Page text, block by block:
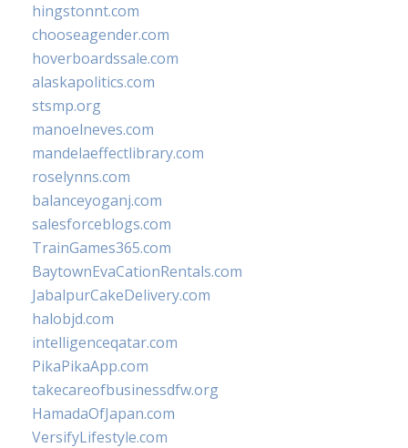
hingstonnt.com
chooseagender.com
hoverboardssale.com
alaskapolitics.com
stsmp.org
manoelneves.com
mandelaeffectlibrary.com
roselynns.com
balanceyoganj.com
salesforceblogs.com
TrainGames365.com
BaytownEvaCationRentals.com
JabalpurCakeDelivery.com
halobjd.com
intelligenceqatar.com
PikaPikaApp.com
takecareofbusinessdfw.org
HamadaOfJapan.com
VersifyLifestyle.com